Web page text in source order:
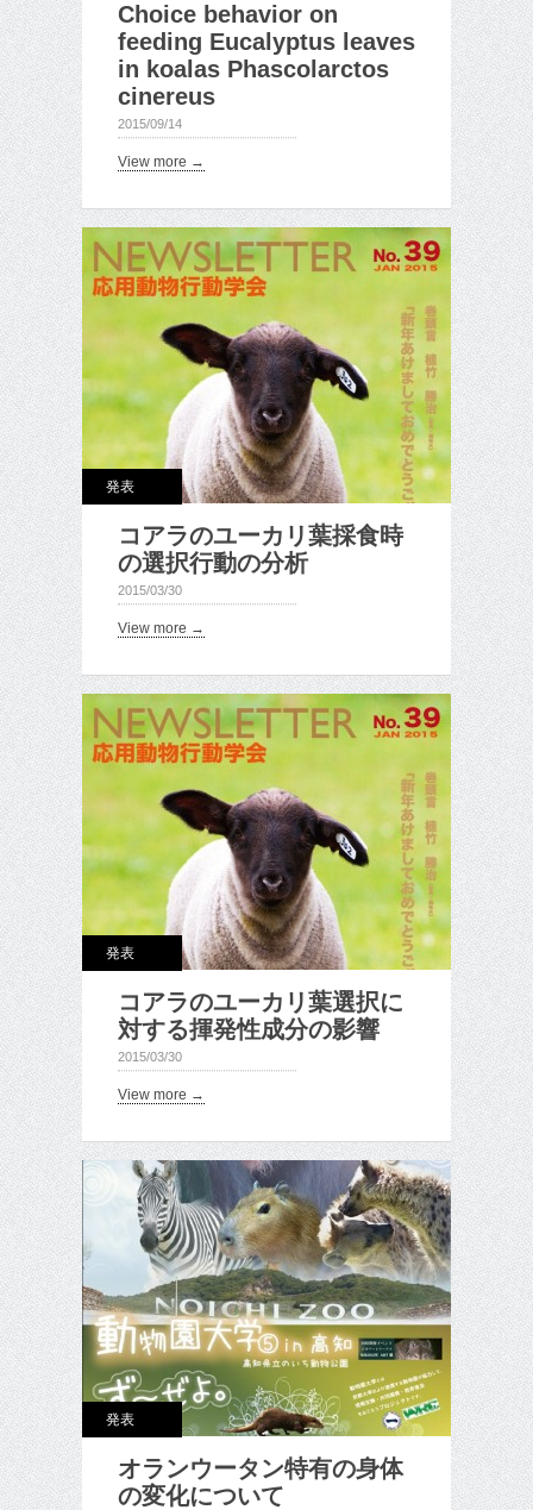
Choice behavior on
feeding Eucalyptus leaves
in koalas Phascolarctos
cinereus
2015/09/14
View more →
発表
コアラのユーカリ葉採食時
の選択行動の分析
2015/03/30
View more →
発表
コアラのユーカリ葉選択に
対する揮発性成分の影響
2015/03/30
View more →
発表
オランウータン特有の身体
の変化について